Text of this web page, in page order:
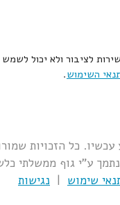
לציבור ולא יכול
השימוש.
© תב"ע עכשיו. כל הזכויות
נתמך ע"י גוף ממשלתי
שימוש | נגישות